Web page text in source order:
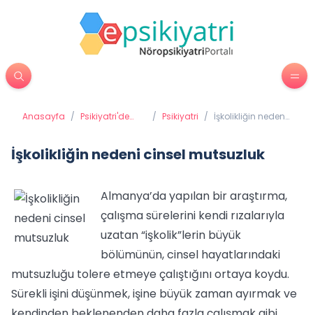
Anasayfa / Psikiyatri'de
/ Psikiyatri / İşkolikliğin nedeni
İşkolikliğin nedeni cinsel mutsuzluk
Almanya’da yapılan bir araştırma,
çalışma sürelerini kendi rızalarıyla
uzatan “işkolik”lerin büyük
bölümünün, cinsel hayatlarındaki
mutsuzluğu tolere etmeye çalıştığını ortaya koydu.
Sürekli işini düşünmek, işine büyük zaman ayırmak ve